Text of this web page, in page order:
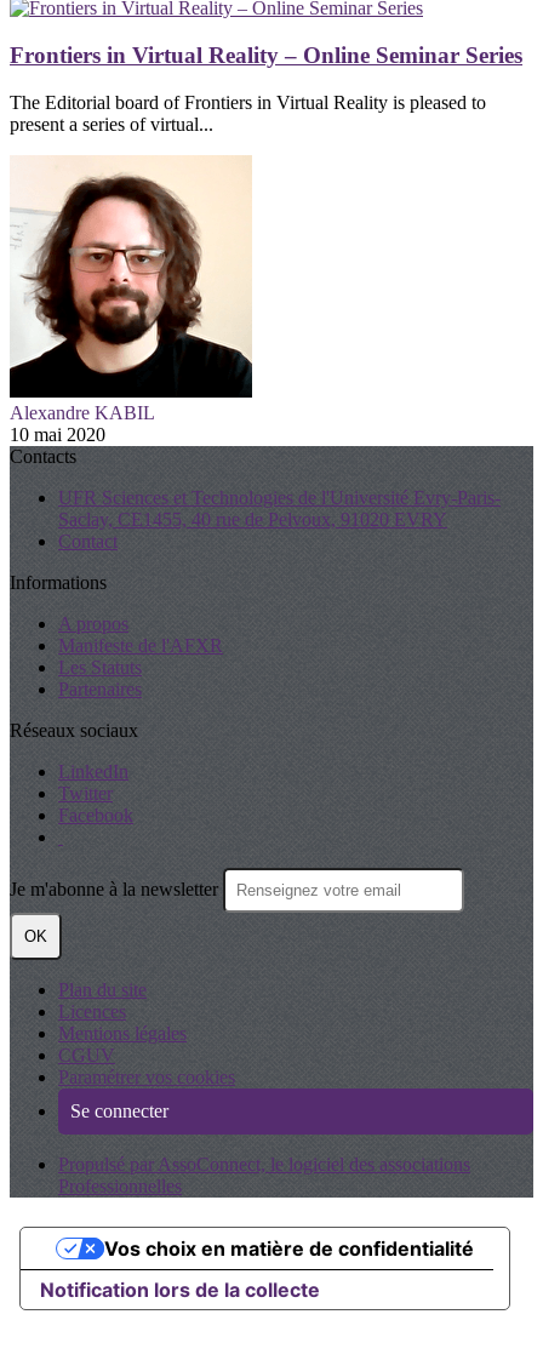
Frontiers in Virtual Reality – Online Seminar Series
The Editorial board of Frontiers in Virtual Reality is pleased to
present a series of virtual...
Alexandre KABIL
10 mai 2020
Contacts
UFR Sciences et Technologies de l'Université Evry-Paris-
Saclay, CE1455, 40 rue de Pelvoux, 91020 EVRY
Contact
Informations
A propos
Manifeste de l'AFXR
Les Statuts
Partenaires
Réseaux sociaux
LinkedIn
Twitter
Facebook
Je m'abonne à la newsletter
OK
Plan du site
Licences
Mentions légales
CGUV
Paramétrer vos cookies
Se connecter
Propulsé par AssoConnect, le logiciel des associations
Professionnelles
Notification lors de la collecte
Vos choix en matière de confidentialité